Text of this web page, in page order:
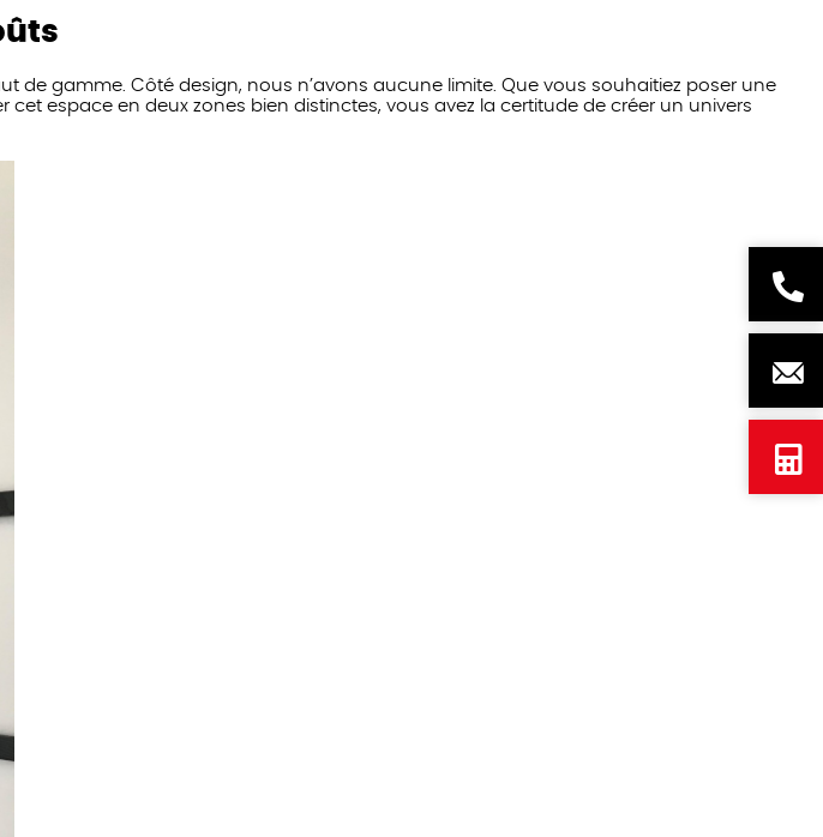
de gamme. Côté design, nous n’avons aucune limite. Que vous souhaitiez poser une
espace en deux zones bien distinctes, vous avez la certitude de créer un univers
d'aide
? 09
74
98
Nous
écrire